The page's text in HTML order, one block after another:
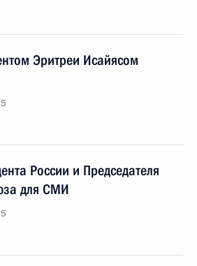
Эритреи Исайясом
России и Председателя
для СМИ